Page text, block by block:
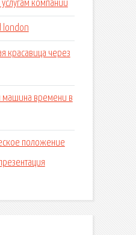
услугам компании
london
красавица через
машина времени в
положение